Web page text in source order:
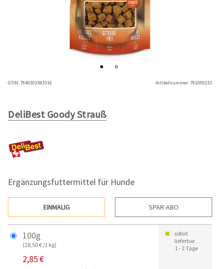
GTIN:7640303593316 Artikelnummer:791000233
DeliBest Goody Strauß
Ergänzungsfuttermittel für Hunde
EINMALIG SPAR-ABO
100g
(28,50 € /1 kg)
2,85 €
sofort
lieferbar
1 - 2 Tage